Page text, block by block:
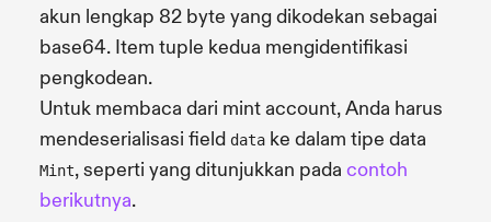
akun lengkap 82 byte yang dikodekan sebagai
base64. Item tuple kedua mengidentifikasi
pengkodean.
Untuk membaca dari mint account, Anda harus
mendeserialisasi field data ke dalam tipe data
Mint, seperti yang ditunjukkan pada contoh
berikutnya.